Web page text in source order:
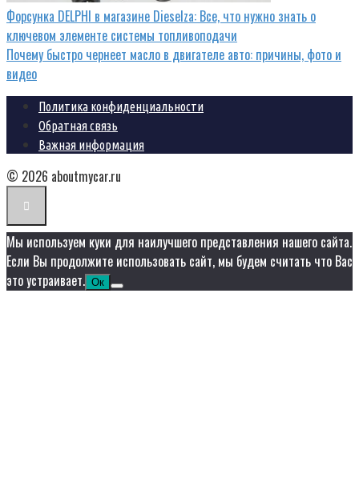
Форсунка DELPHI в магазине Dieselza: Все, что нужно знать о
ключевом элементе системы топливоподачи
Почему быстро чернеет масло в двигателе авто: причины, фото и
видео
Политика конфиденциальности
Обратная связь
Важная информация
© 2026 aboutmycar.ru
Мы используем куки для наилучшего представления нашего сайта.
Если Вы продолжите использовать сайт, мы будем считать что Вас
это устраивает. Ок